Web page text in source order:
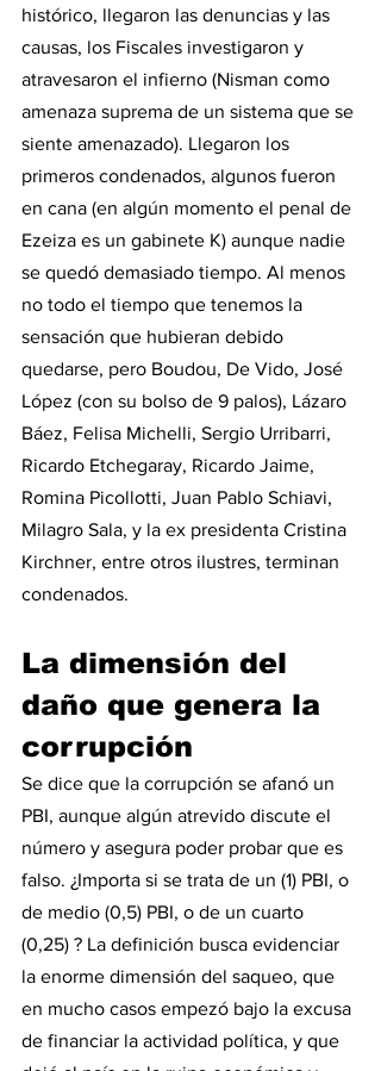
histórico, llegaron las denuncias y las
causas, los Fiscales investigaron y
atravesaron el infierno (Nisman como
amenaza suprema de un sistema que se
siente amenazado). Llegaron los
primeros condenados, algunos fueron
en cana (en algún momento el penal de
Ezeiza es un gabinete K) aunque nadie
se quedó demasiado tiempo. Al menos
no todo el tiempo que tenemos la
sensación que hubieran debido
quedarse, pero Boudou, De Vido, José
López (con su bolso de 9 palos), Lázaro
Báez, Felisa Michelli, Sergio Urribarri,
Ricardo Etchegaray, Ricardo Jaime,
Romina Picollotti, Juan Pablo Schiavi,
Milagro Sala, y la ex presidenta Cristina
Kirchner, entre otros ilustres, terminan
condenados.
La dimensión del
daño que genera la
corrupción
Se dice que la corrupción se afanó un
PBI, aunque algún atrevido discute el
número y asegura poder probar que es
falso. ¿Importa si se trata de un (1) PBI, o
de medio (0,5) PBI, o de un cuarto
(0,25) ? La definición busca evidenciar
la enorme dimensión del saqueo, que
en mucho casos empezó bajo la excusa
de financiar la actividad política, y que